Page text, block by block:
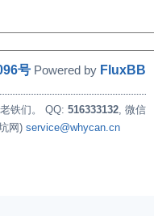
号 Powered by FluxBB
铁们。 QQ: 516333132, 微信
网) service@whycan.cn